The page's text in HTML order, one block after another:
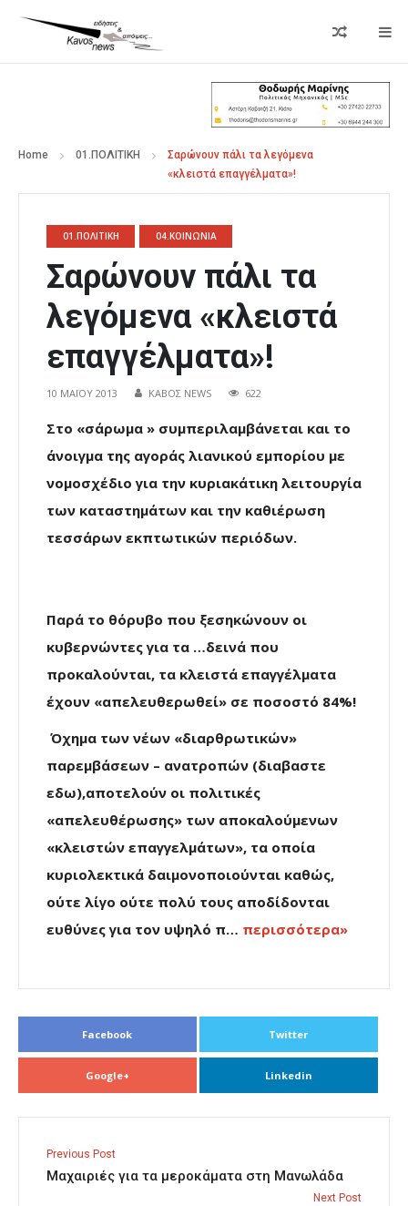
Home 01.ΠΟΛΙΤΙΚΗ
Σαρώνουν πάλι τα λεγόμενα
«κλειστά επαγγέλματα»!
01.ΠΟΛΙΤΙΚΗ 04.ΚΟΙΝΩΝΙΑ
Σαρώνουν πάλι τα
λεγόμενα «κλειστά
επαγγέλματα»!
10 ΜΑΪ́ΟΥ 2013 ΚΑΒΟΣ NEWS 622
Στο «σάρωμα » συμπεριλαμβάνεται και το
άνοιγμα της αγοράς λιανικού εμπορίου με
νομοσχέδιο για την κυριακάτικη λειτουργία
των καταστημάτων και την καθιέρωση
τεσσάρων εκπτωτικών περιόδων.
Παρά το θόρυβο που ξεσηκώνουν οι
κυβερνώντες για τα …δεινά που
προκαλούνται, τα κλειστά επαγγέλματα
έχουν «απελευθερωθεί» σε ποσοστό 84%!
Όχημα των νέων «διαρθρωτικών»
παρεμβάσεων – ανατροπών (διαβαστε
εδω),αποτελούν οι πολιτικές
«απελευθέρωσης» των αποκαλούμενων
«κλειστών επαγγελμάτων», τα οποία
κυριολεκτικά δαιμονοποιούνται καθώς,
ούτε λίγο ούτε πολύ τους αποδίδονται
ευθύνες για τον υψηλό π… περισσότερα»
Facebook Twitter
Google+ Linkedin
Previous Post
Μαχαιριές για τα μεροκάματα στη Μανωλάδα
Next Post